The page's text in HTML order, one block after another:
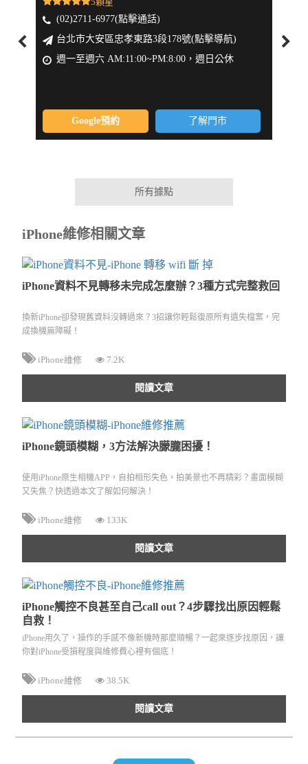
(02)2711-6977(點擊通話)
台北市大安區忠孝東路3段178號(點擊導航)
週一至週六 AM:11:00~PM:8:00，週日公休
Google預約 了解門市
所有據點
iPhone維修相關文章
iPhone資料不見轉移未完成怎麼辦？3種方式完整救回
換新iPhone卻發現舊資料沒轉過來？3招讓你輕鬆復原所有遺失檔案，完
成換機無障礙！
iPhone維修 7.2K
閱讀文章
iPhone鏡頭模糊，3方法解決朦朧困擾！
使用iPhone原生相機APP，自拍相形失色，拍美景也不再精彩？畫面模糊
又失焦？快透過本文了解如何解決！
iPhone維修 133K
閱讀文章
iPhone觸控不良甚至自己call out？4步驟找出原因輕鬆
自救！
iPhone用久了，操作的手感不像新機時那麼順暢？一起來逐步找原因，讓
你對iPhone受損程度與維修費心裡有個底！
iPhone維修 38.5K
閱讀文章